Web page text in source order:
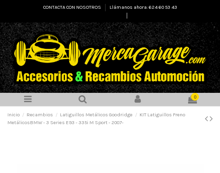
CONTACTA CON NOSOTROS
Llámanos ahora: 624 60 53 43
0
Inicio Recambios Latiguillos Metálicos Goodridge
KIT Latiguillos Freno
MetálicosBMW - 3 Series E93 - 335i M Sport - 2007-